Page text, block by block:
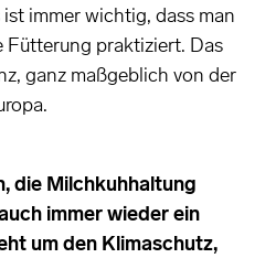
immer wichtig, dass man
Fütterung praktiziert. Das
ganz maßgeblich von der
die Milchkuhhaltung
immer wieder ein
um den Klimaschutz,